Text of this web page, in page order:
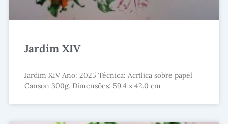
Jardim XIV
Jardim XIV Ano: 2025 Técnica: Acrílica sobre papel
Canson 300g. Dimensões: 59.4 x 42.0 cm